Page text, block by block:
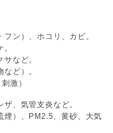
フン）、ホコリ、カビ。
など。
ど）。
激）
、気管支炎など。
煙）、PM2.5、黄砂、大気